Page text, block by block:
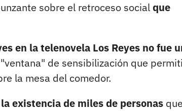
sobre el retroceso socialque
en la telenovela Los Reyes no fue
de sensibilización que
la mesa del comedor.
existencia de miles de personas que